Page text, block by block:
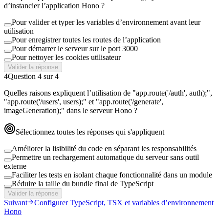
d’instancier l’application Hono ?
Pour valider et typer les variables d’environnement avant leur
utilisation
Pour enregistrer toutes les routes de l’application
Pour démarrer le serveur sur le port 3000
Pour nettoyer les cookies utilisateur
Valider la réponse
4Question 4 sur4
Quelles raisons expliquent l’utilisation de "app.route('/auth', auth);",
"app.route('/users', users);" et "app.route('/generate',
imageGeneration);" dans le serveur Hono ?
Sélectionnez toutes les réponses qui s'appliquent
Améliorer la lisibilité du code en séparant les responsabilités
Permettre un rechargement automatique du serveur sans outil
externe
Faciliter les tests en isolant chaque fonctionnalité dans un module
Réduire la taille du bundle final de TypeScript
Valider la réponse
Suivant
Configurer TypeScript, TSX et variables d’environnement
Hono